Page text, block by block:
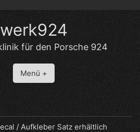
werk924
für den Porsche 924
Menü +
/ Aufkleber Satz erhältlich